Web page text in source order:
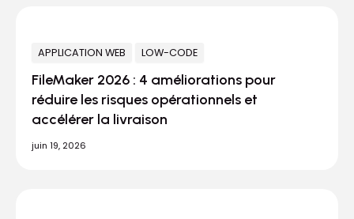
APPLICATION WEB LOW-CODE
FileMaker 2026 : 4 améliorations pour
réduire les risques opérationnels et
accélérer la livraison
juin 19, 2026